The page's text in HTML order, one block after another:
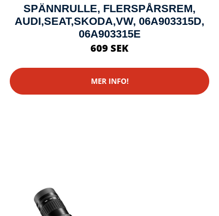
SPÄNNRULLE, FLERSPÅRSREM,
AUDI,SEAT,SKODA,VW, 06A903315D,
06A903315E
609 SEK
MER INFO!